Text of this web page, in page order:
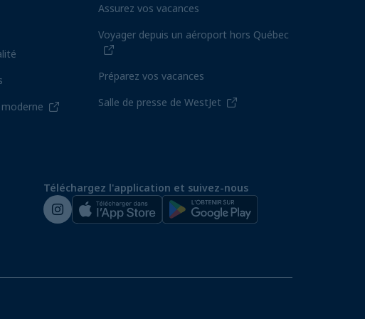
moderne
Assurez vos vacances
Voyager depuis un aéroport hors Québec
Préparez vos vacances
Salle de presse de WestJet
Téléchargez l'application et suivez-nous